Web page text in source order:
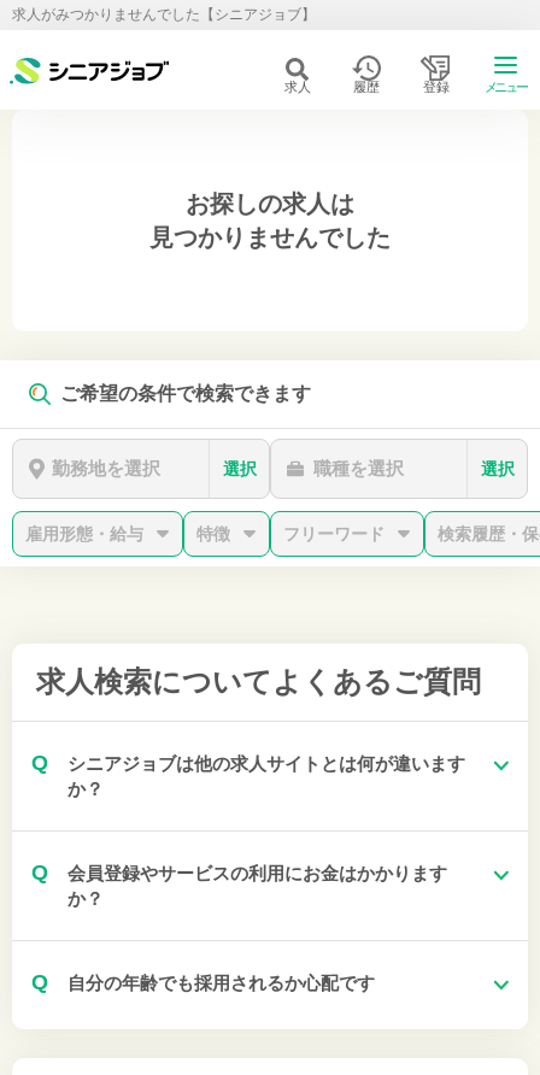
求人がみつかりませんでした【シニアジョブ】
求人 履歴 登録 メニュー
お探しの求人は
見つかりませんでした
ご希望の条件で検索できます
勤務地を選択 選択 職種を選択 選択
雇用形態・給与 特徴 フリーワード 検索履歴・
求人検索について よくあるご質問
Q
シニアジョブは他の求人サイトとは何が違います
か？
Q
会員登録やサービスの利用にお金はかかります
か？
Q 自分の年齢でも採用されるか心配です